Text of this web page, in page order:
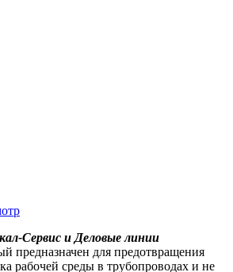
Сервис и Деловые линии
предназначен для предотвращения
рабочей среды в трубопроводах и не